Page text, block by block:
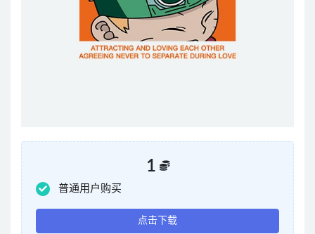
1
普通用户购买
点击下载